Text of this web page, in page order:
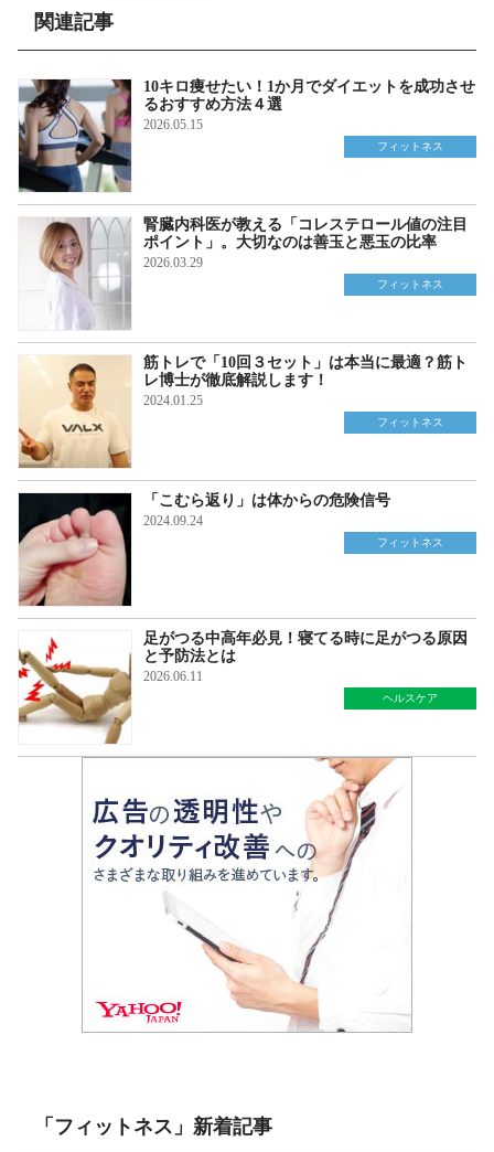
関連記事
10キロ痩せたい！1か月でダイエットを成功させ
るおすすめ方法４選
2026.05.15
フィットネス
腎臓内科医が教える「コレステロール値の注目
ポイント」。大切なのは善玉と悪玉の比率
2026.03.29
フィットネス
筋トレで「10回３セット」は本当に最適？筋ト
レ博士が徹底解説します！
2024.01.25
フィットネス
「こむら返り」は体からの危険信号
2024.09.24
フィットネス
足がつる中高年必見！寝てる時に足がつる原因
と予防法とは
2026.06.11
ヘルスケア
「フィットネス」新着記事